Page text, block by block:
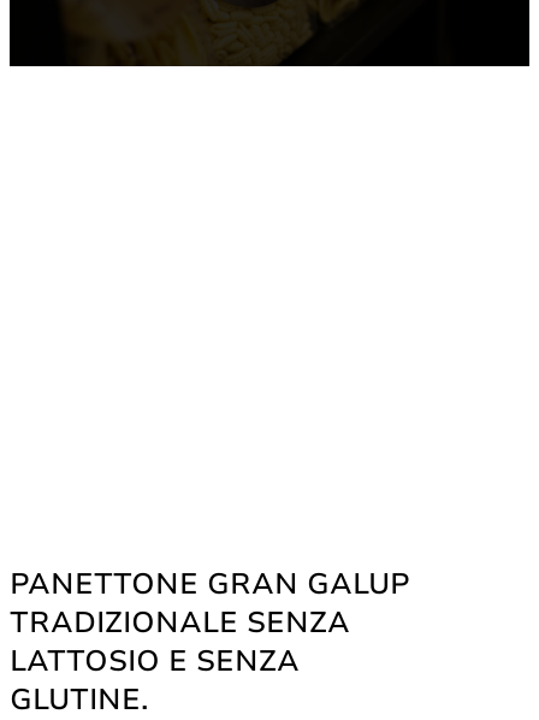
PANETTONE GRAN GALUP
TRADIZIONALE SENZA
LATTOSIO E SENZA
GLUTINE.